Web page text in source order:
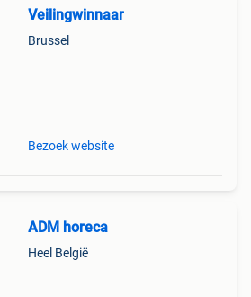
Veilingwinnaar
Brussel
Bezoek website
ADM horeca
Heel België